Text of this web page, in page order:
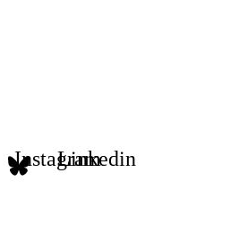
Instagram
Linkedin